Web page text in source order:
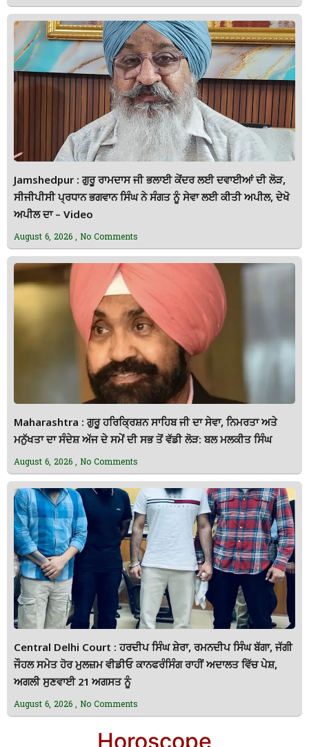
Jamshedpur : ਗੁਰੂ ਰਾਮਦਾਸ ਜੀ ਭਲਾਈ ਕੇਂਦਰ ਲਈ ਦਵਾਈਆਂ ਦੀ ਲੋੜ,
ਸੀਜੀਪੀਸੀ ਪ੍ਰਧਾਨ ਭਗਵਾਨ ਸਿੰਘ ਨੇ ਸੰਗਤ ਨੂੰ ਸੇਵਾ ਲਈ ਕੀਤੀ ਅਪੀਲ, ਦੇਖੋ
ਅਪੀਲ ਦਾ – Video
August 6, 2026 No Comments
Maharashtra : ਗੁਰੂ ਹਰਿਕ੍ਰਿਸ਼ਨ ਸਾਹਿਬ ਜੀ ਦਾ ਸੇਵਾ, ਨਿਮਰਤਾ ਅਤੇ
ਮਨੁੱਖਤਾ ਦਾ ਸੰਦੇਸ਼ ਅੱਜ ਦੇ ਸਮੇਂ ਦੀ ਸਭ ਤੋਂ ਵੱਡੀ ਲੋੜ: ਬਲ ਮਲਕੀਤ ਸਿੰਘ
August 6, 2026 No Comments
Central Delhi Court : ਹਰਦੀਪ ਸਿੰਘ ਸ਼ੇਰਾ, ਰਮਨਦੀਪ ਸਿੰਘ ਬੱਗਾ, ਜੱਗੀ
ਜੌਹਲ ਸਮੇਤ ਹੋਰ ਮੁਲਜ਼ਮ ਵੀਡੀਓ ਕਾਨਫਰੰਸਿੰਗ ਰਾਹੀਂ ਅਦਾਲਤ ਵਿੱਚ ਪੇਸ਼,
ਅਗਲੀ ਸੁਣਵਾਈ 21 ਅਗਸਤ ਨੂੰ
August 6, 2026 No Comments
Horoscope